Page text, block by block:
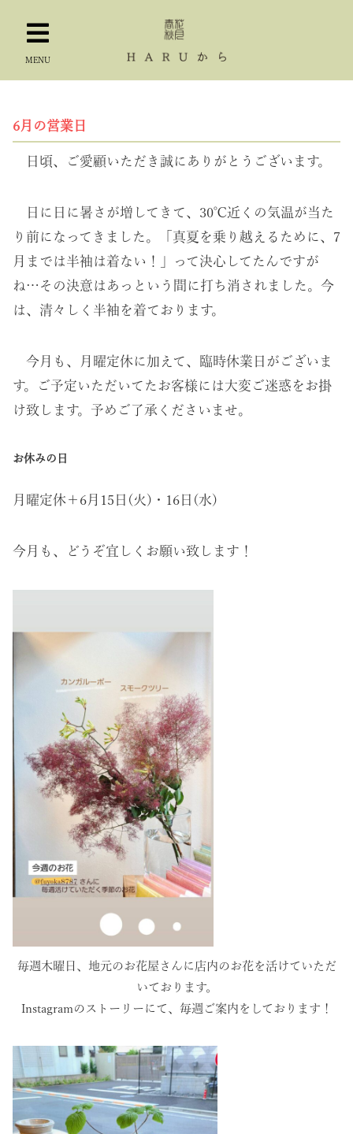
MENU
6月の営業日
日頃、ご愛顧いただき誠にありがとうございます。
日に日に暑さが増してきて、30℃近くの気温が当た
り前になってきました。「真夏を乗り越えるために、7
月までは半袖は着ない！」って決心してたんですが
ね…その決意はあっという間に打ち消されました。今
は、清々しく半袖を着ております。
今月も、月曜定休に加えて、臨時休業日がございま
す。ご予定いただいてたお客様には大変ご迷惑をお掛
け致します。予めご了承くださいませ。
お休みの日
月曜定休＋6月15日(火)・16日(水)
今月も、どうぞ宜しくお願い致します！
毎週木曜日、地元のお花屋さんに店内のお花を活けていただ
いております。
Instagramのストーリーにて、毎週ご案内をしております！